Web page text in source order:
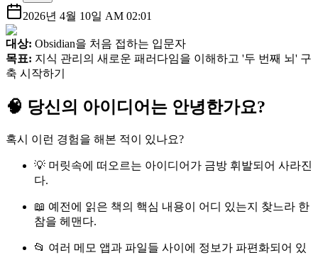
2026년 4월 10일 AM 02:01
대상: Obsidian을 처음 접하는 입문자
목표: 지식 관리의 새로운 패러다임을 이해하고 '두 번째 뇌' 구
축 시작하기
🧠 당신의 아이디어는 안녕한가요?
혹시 이런 경험을 해본 적이 있나요?
💡 머릿속에 떠오르는 아이디어가 금방 휘발되어 사라진
다.
📖 예전에 읽은 책의 핵심 내용이 어디 있는지 찾느라 한
참을 헤맨다.
📂 여러 메모 앱과 파일들 사이에 정보가 파편화되어 있